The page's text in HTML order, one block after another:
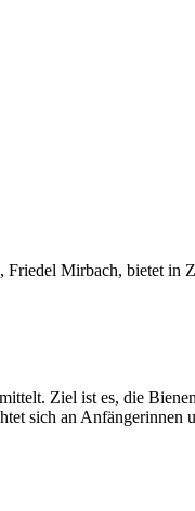
Friedel Mirbach, bietet in
Ziel ist es, die
sich an